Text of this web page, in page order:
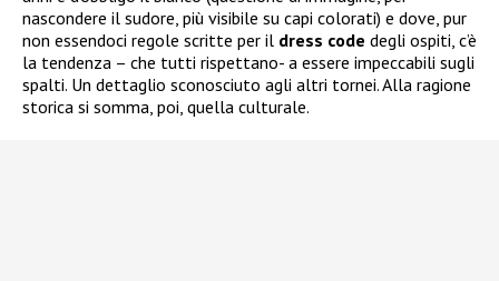
nascondere il sudore, più visibile su capi colorati) e dove, pur
non essendoci regole scritte per il dress code degli ospiti, c’è
la tendenza – che tutti rispettano- a essere impeccabili sugli
spalti. Un dettaglio sconosciuto agli altri tornei. Alla ragione
storica si somma, poi, quella culturale.